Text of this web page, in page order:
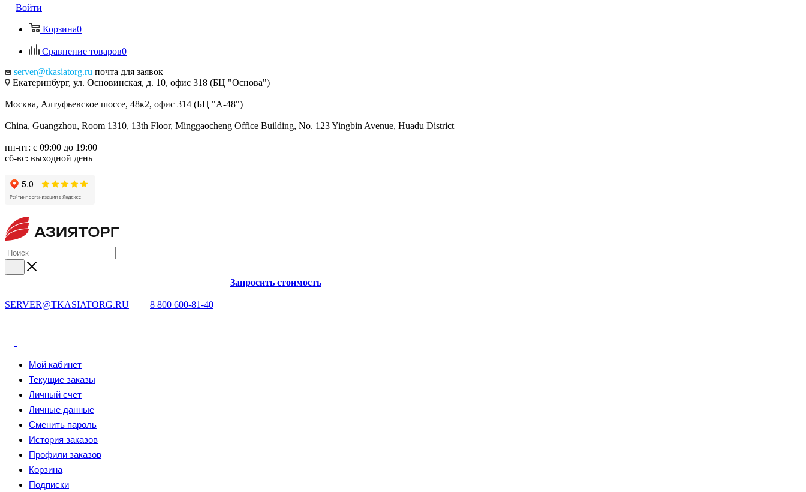
Войти
Корзина0
Сравнение товаров0
server@tkasiatorg.ru почта для заявок
Екатеринбург, ул. Основинская, д. 10, офис 318 (БЦ "Основа")
Москва, Алтуфьевское шоссе, 48к2, офис 314 (БЦ "А-48")
China, Guangzhou, Room 1310, 13th Floor, Minggaocheng Office Building, No. 123 Yingbin Avenue, Huadu District
пн-пт: с 09:00 до 19:00
сб-вс: выходной день
SERVER@TKASIATORG.RU 8 800 600-81-40
Запросить стоимость
Мой кабинет
Текущие заказы
Личный счет
Личные данные
Сменить пароль
История заказов
Профили заказов
Корзина
Подписки